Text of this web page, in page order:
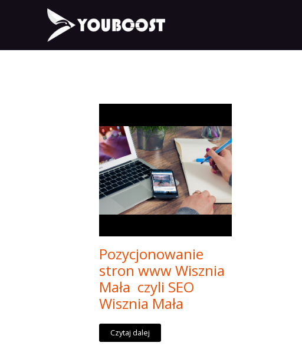
Pozycjonowanie
stron www Wisznia
Mała czyli SEO
Wisznia Mała
Czytaj dalej